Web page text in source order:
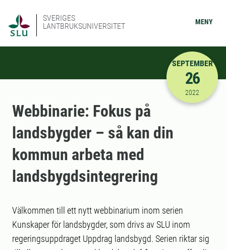
SVERIGES
LANTBRUKSUNIVERSITET
MENY
2022-09-
SEPTEMBER
26
2022
Webbinarie: Fokus på
landsbygder – så kan din
kommun arbeta med
landsbygdsintegrering
Välkommen till ett nytt webbinarium inom serien
Kunskaper för landsbygder, som drivs av SLU inom
regeringsuppdraget Uppdrag landsbygd. Serien riktar sig